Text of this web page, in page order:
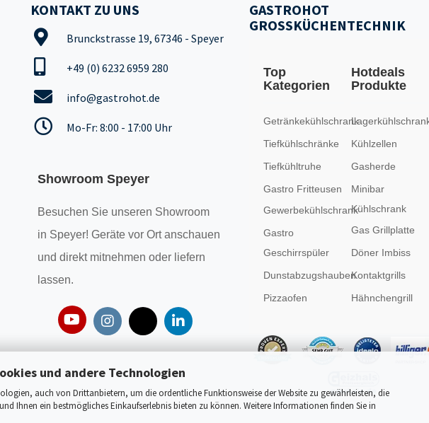
und andere Technologien
auch von Drittanbietern, um die ordentliche Funktionsweise der Website zu gewährleisten, die
Ihnen ein bestmögliches Einkaufserlebnis bieten zu können. Weitere Informationen finden Sie in
KONTAKT ZU UNS
Brunckstrasse 19, 67346 - Speyer
+49 (0) 6232 6959 280
info@gastrohot.de
Mo-Fr: 8:00 - 17:00 Uhr
Showroom Speyer
Besuchen Sie unseren Showroom
in Speyer! Geräte vor Ort anschauen
und direkt mitnehmen oder liefern
lassen.
GASTROHOT
GROSSKÜCHENTECHNIK
Top
Kategorien
Getränkekühlschrank
Tiefkühlschränke
Tiefkühltruhe
Gastro Fritteusen
Gewerbekühlschrank
Gastro
Geschirrspüler
Dunstabzugshauben
Pizzaofen
Hotdeals
Produkte
Kühlzellen
Gasherde
Minibar
Kühlschrank
Gas Grillplatte
Döner Imbiss
Kontaktgrills
Hähnchengrill